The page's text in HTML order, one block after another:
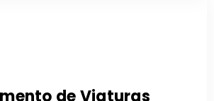
de Viaturas